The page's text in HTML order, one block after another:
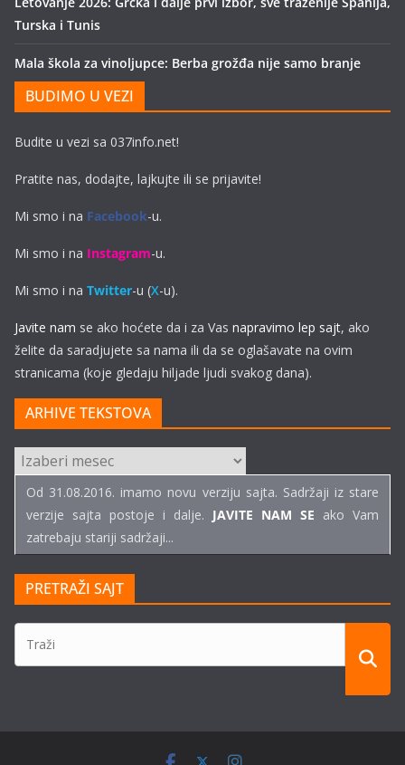
Turska i Tunis
Mala škola za vinoljupce: Berba grožđa nije samo branje
BUDIMO U VEZI
Budite u vezi sa 037info.net!
Pratite nas, dodajte, lajkujte ili se prijavite!
Mi smo i na Facebook-u.
Mi smo i na Instagram-u.
Mi smo i na Twitter-u (X-u).
Javite nam se ako hoćete da i za Vas napravimo lep sajt, ako
želite da saradjujete sa nama ili da se oglašavate na ovim
stranicama (koje gledaju hiljade ljudi svakog dana).
ARHIVE TEKSTOVA
ARHIVE
TEKSTOVA
Od 31.08.2016. imamo novu verziju sajta. Sadržaji iz stare
verzije sajta postoje i dalje. JAVITE NAM SE ako Vam
zatrebaju stariji sadržaji...
PRETRAŽI SAJT